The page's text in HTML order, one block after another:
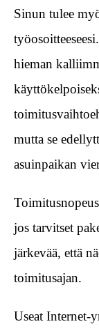
Sinun tulee
hieman
mutta se
asuinpaikan
jos tarvitset
järkevää, että
toimitusajan.
Useat Internet-